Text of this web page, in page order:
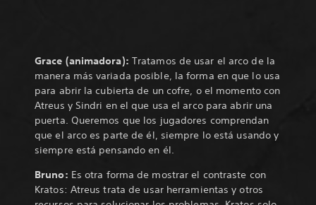
Grace (animadora): Tratamos de usar el arco de la
manera más variada posible, la forma en que lo usa
para abrir la cubierta de un cofre, o el momento con
Atreus y Sindri en el que usa el arco para abrir una
puerta. Queremos que los jugadores comprendan
que el arco es parte de él, siempre lo está usando y
siempre está pensando en él.
Bruno: Es otra forma de mostrar el contraste con
Kratos: Atreus trata de usar herramientas y otros